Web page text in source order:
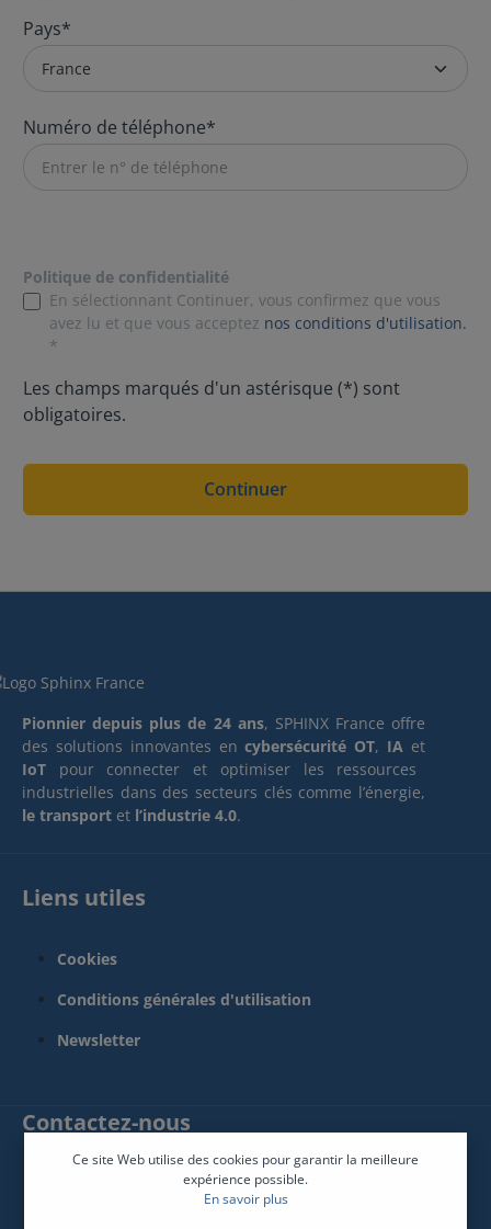
Pays*
Numéro de téléphone*
Politique de confidentialité
En sélectionnant Continuer, vous confirmez que vous
avez lu et que vous acceptez nos conditions d'utilisation.
*
Les champs marqués d'un astérisque (*) sont
obligatoires.
Continuer
Pionnier depuis plus de 24 ans, SPHINX France offre
des solutions innovantes encybersécurité OT, IA et
IoT pour connecter et optimiser les ressources
industrielles dans des secteurs clés comme l’énergie,
le transport et l’industrie 4.0.
Liens utiles
Cookies
Conditions générales d'utilisation
Newsletter
Contactez-nous
SPHINX France Connect
12 Rue René Descartes 85600 Montaigu-Vendée
Ce site Web utilise des cookies pour garantir la meilleure
expérience possible.
En savoir plus